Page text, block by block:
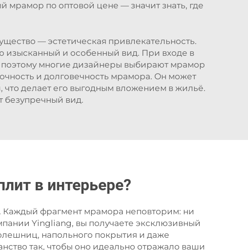
мрамор по оптовой цене — значит знать, где
— эстетическая привлекательность.
изысканный и особенный вид. При входе в
многие дизайнеры выбирают мрамор
и долговечность мрамора. Он может
что делает его выгодным вложением в жильё.
безупречный вид.
в интерьере?
Каждый фрагмент мрамора неповторим: ни
Yingliang, вы получаете эксклюзивный
напольного покрытия и даже
так, чтобы оно идеально отражало ваши